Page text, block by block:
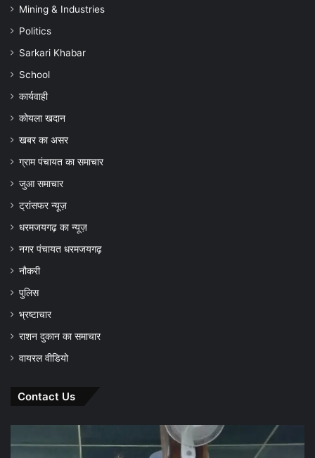
ध्यान…
Mining & Industries
Politics
Sarkari Khabar
School
कार्यवाही
कोयला खदान
खबर का असर
ग्राम पंचायत का समाचार
जुआ समाचार
ट्रांसफर न्यूज़
धरमजयगढ़ का न्यूज़
नगर पंचायत धरमजयगढ़
नौकरी
पुलिस
भ्रष्टाचार
राशन दुकान का समाचार
वायरल वीडियो
Contact Us